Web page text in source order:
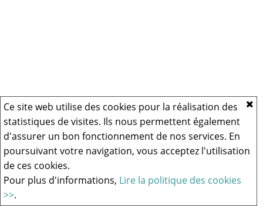
Ce site web utilise des cookies pour la réalisation des
statistiques de visites. Ils nous permettent également
d'assurer un bon fonctionnement de nos services. En
poursuivant votre navigation, vous acceptez l'utilisation
de ces cookies.
Pour plus d'informations, Lire la politique des cookies
>>.